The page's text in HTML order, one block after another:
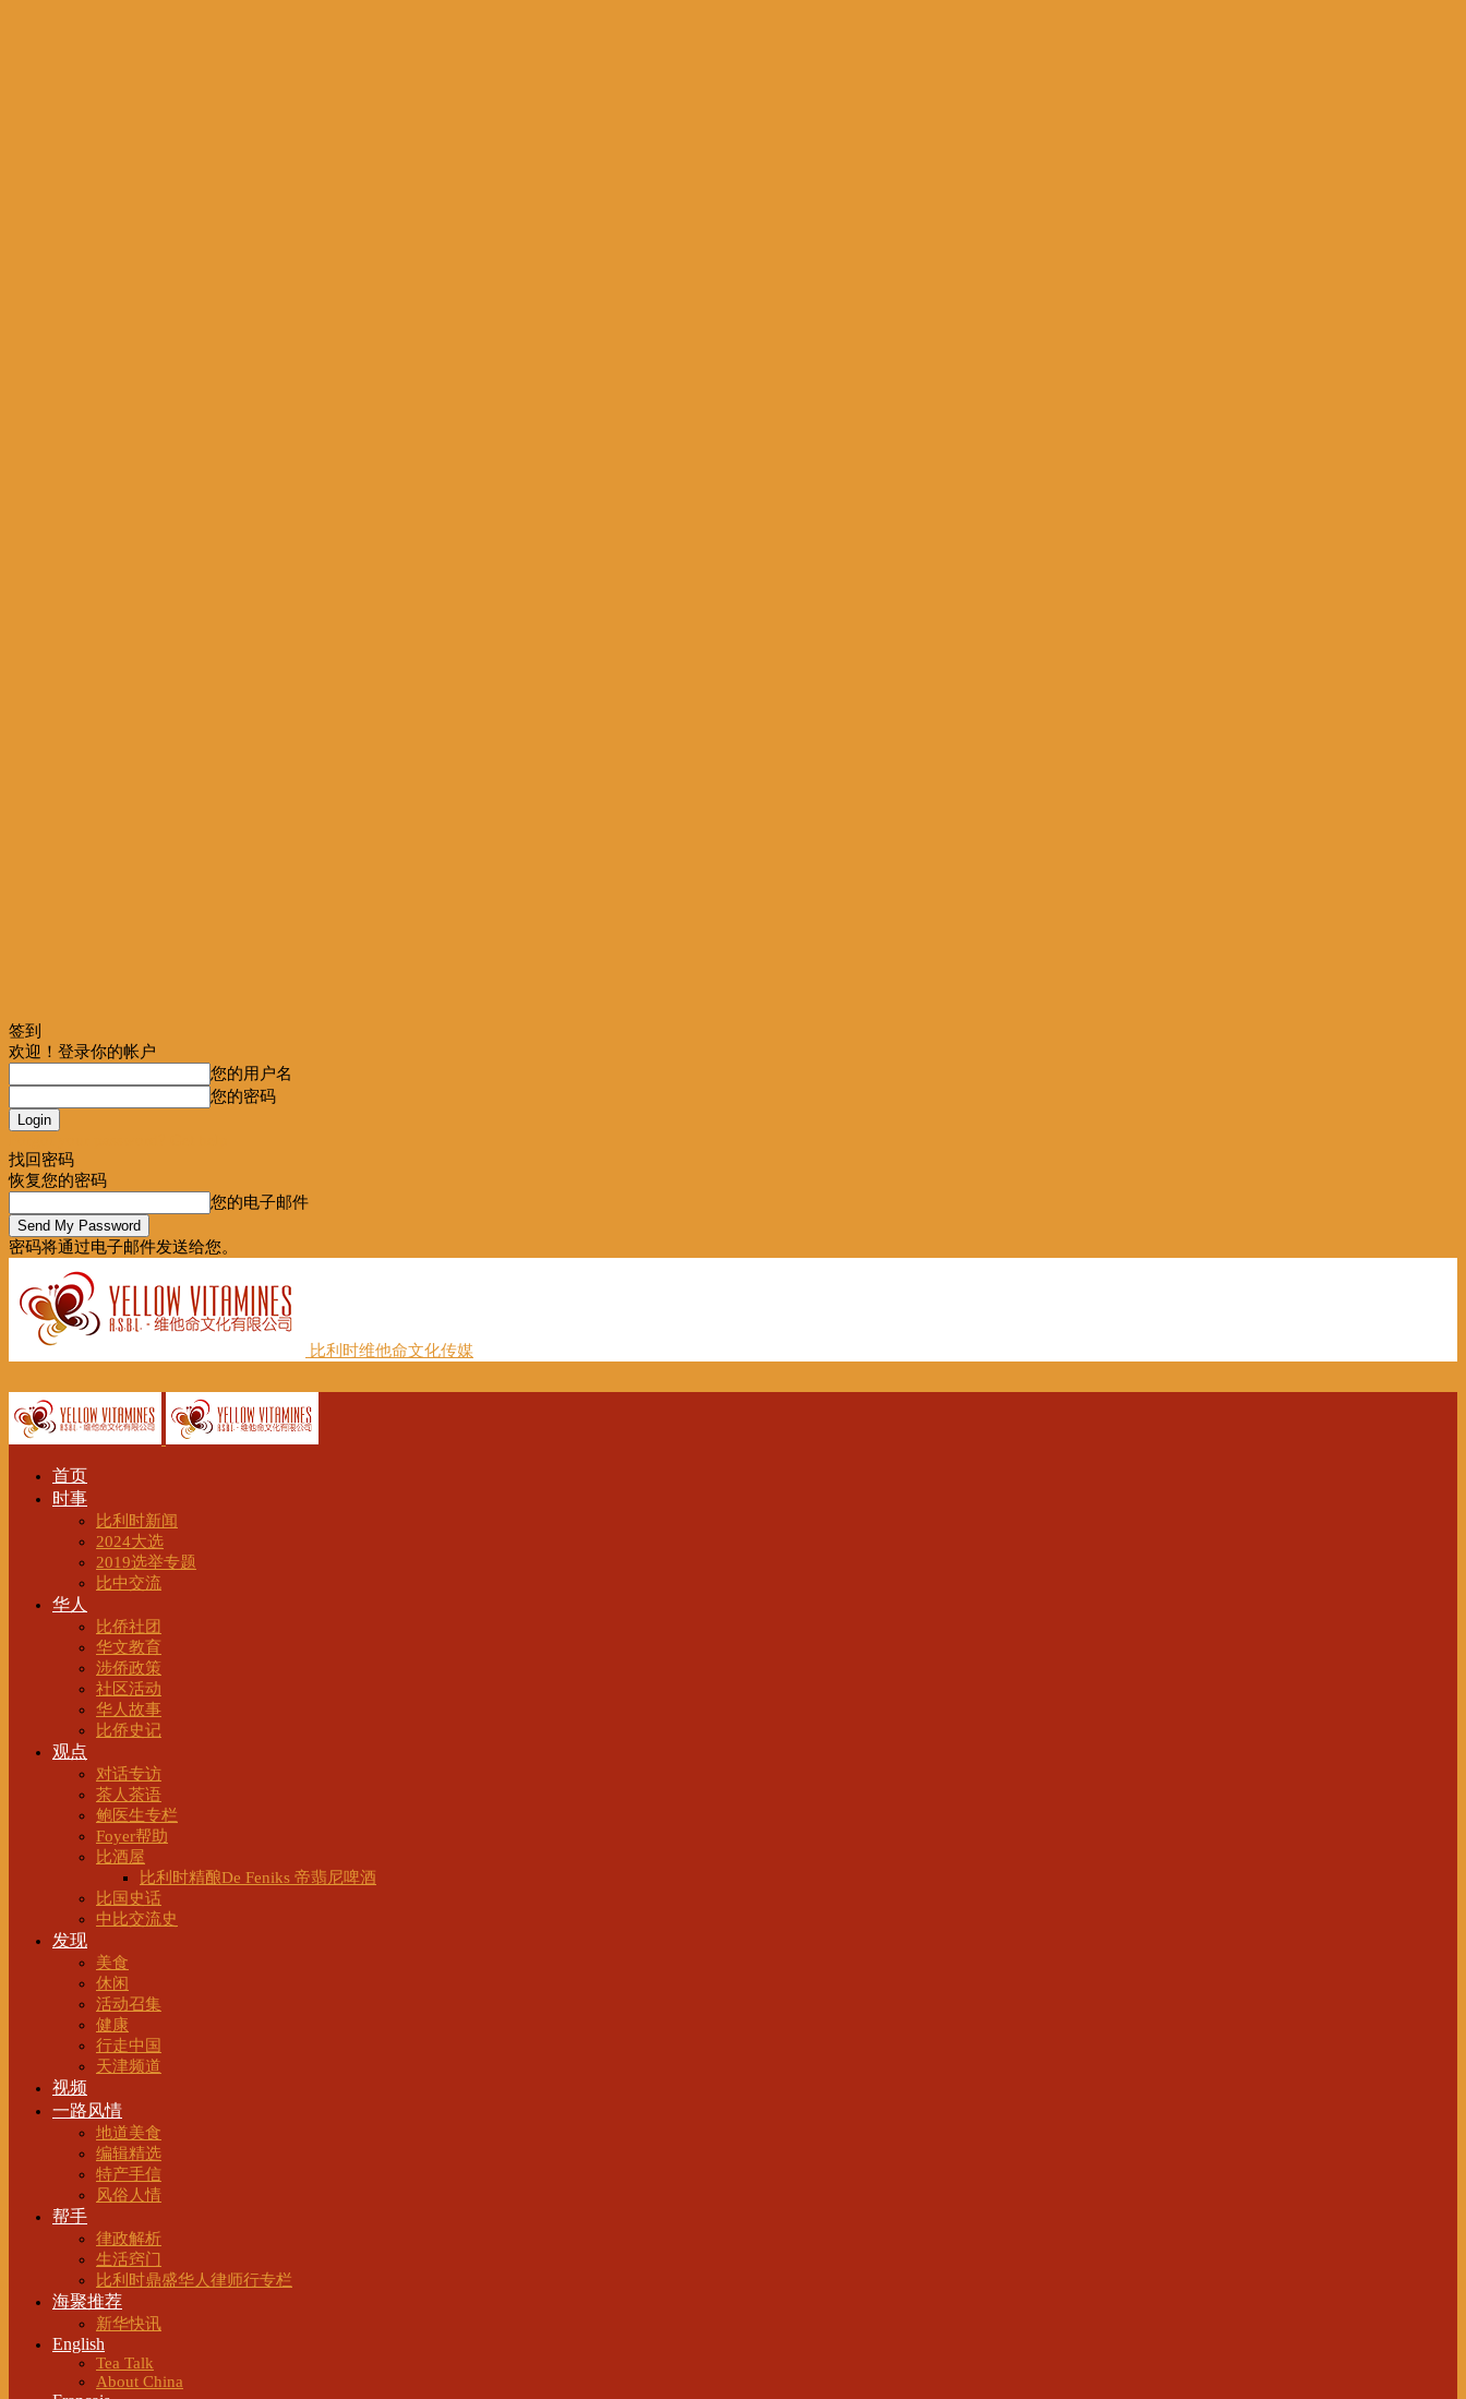
签到
欢迎！登录你的帐户
您的用户名
您的密码
找回密码
恢复您的密码
您的电子邮件
密码将通过电子邮件发送给您。
比利时维他命文化传媒
首页
时事
比利时新闻
2024大选
2019选举专题
比中交流
华人
比侨社团
华文教育
涉侨政策
社区活动
华人故事
比侨史记
观点
对话专访
茶人茶语
鲍医生专栏
Foyer帮助
比酒屋
比利时精酿De Feniks 帝翡尼啤酒
比国史话
中比交流史
发现
美食
休闲
活动召集
健康
行走中国
天津频道
视频
一路风情
地道美食
编辑精选
特产手信
风俗人情
帮手
律政解析
生活窍门
比利时鼎盛华人律师行专栏
海聚推荐
新华快讯
English
Tea Talk
About China